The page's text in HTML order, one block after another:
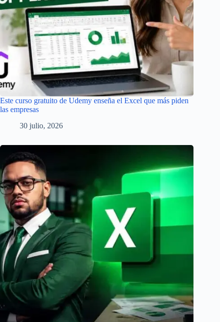
Este curso gratuito de Udemy enseña el Excel que más piden
las empresas
30 julio, 2026